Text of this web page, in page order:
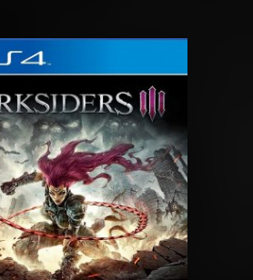
Rango
de
precios:
desde
$20.03
hasta
$29.03